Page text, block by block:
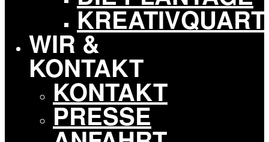
WIR &
KONTAKT
KONTAKT
PRESSE